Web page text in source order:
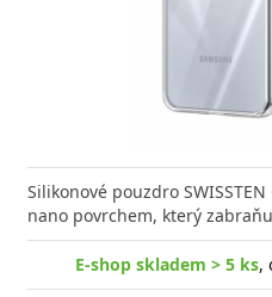
Silikonové pouzdro SWISSTEN
nano povrchem, který
E-shop skladem > 5 ks,